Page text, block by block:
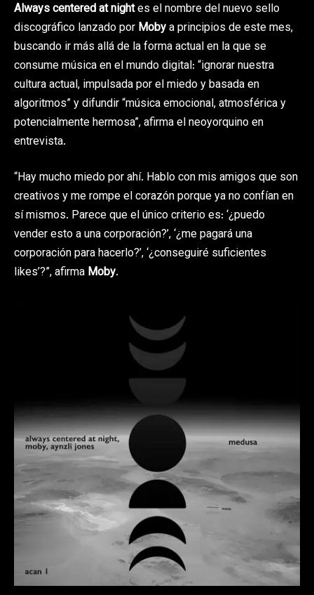
Always centered at nightes el nombre del nuevo sello
discográfico lanzado por Mobya principios de este mes,
buscando ir más allá de la forma actual en la que se
consume música en el mundo digital: “ignorar nuestra
cultura actual, impulsada por el miedo y basada en
algoritmos” y difundir “música emocional, atmosférica y
potencialmente hermosa”, afirma el neoyorquino en
entrevista.
“Hay mucho miedo por ahí. Hablo con mis amigos que son
creativos y me rompe el corazón porque ya no confían en
sí mismos. Parece que el único criterio es: ‘¿puedo
vender esto a una corporación?’, ‘¿me pagará una
corporación para hacerlo?’, ‘¿conseguiré suficientes
likes’?”, afirma Moby.